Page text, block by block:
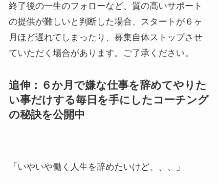
終了後の一生のフォローなど、質の高いサポート
の提供が難しいと判断した場合、スタートが６ヶ
月ほど遅れてしまったり、募集自体ストップさせ
ていただく場合があります。ご了承ください。
追伸：６か月で嫌な仕事を辞めてやりた
い事だけする毎日を手にしたコーチング
の秘訣を公開中
「いやいや働く人生を辞めたいけど、、、」